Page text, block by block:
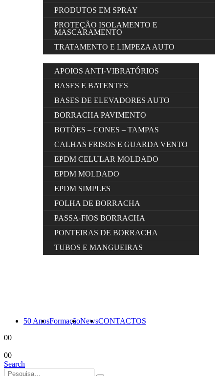
PRODUTOS EM SPRAY
PROTEÇÃO ISOLAMENTO E
MASCARAMENTO
TRATAMENTO E LIMPEZA AUTO
APOIOS ANTI-VIBRATÓRIOS
BASES E BATENTES
BASES DE ELEVADORES AUTO
BORRACHA PAVIMENTO
BOTÕES – CONES – TAMPAS
CALHAS FRISOS E GUARDA VENTO
EPDM CELULAR MOLDADO
EPDM MOLDADO
EPDM SIMPLES
FOLHA DE BORRACHA
PASSA-FIOS BORRACHA
PONTEIRAS DE BORRACHA
TUBOS E MANGUEIRAS
50 AnosFormaçãoNewsCONTACTOS
00
00
Search